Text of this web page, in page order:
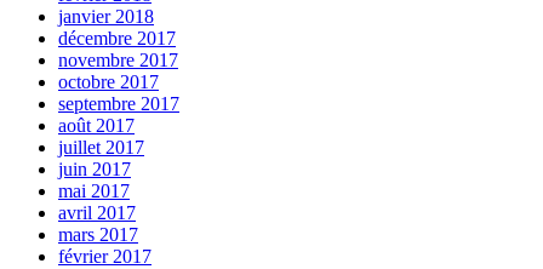
janvier 2018
décembre 2017
novembre 2017
octobre 2017
septembre 2017
août 2017
juillet 2017
juin 2017
mai 2017
avril 2017
mars 2017
février 2017